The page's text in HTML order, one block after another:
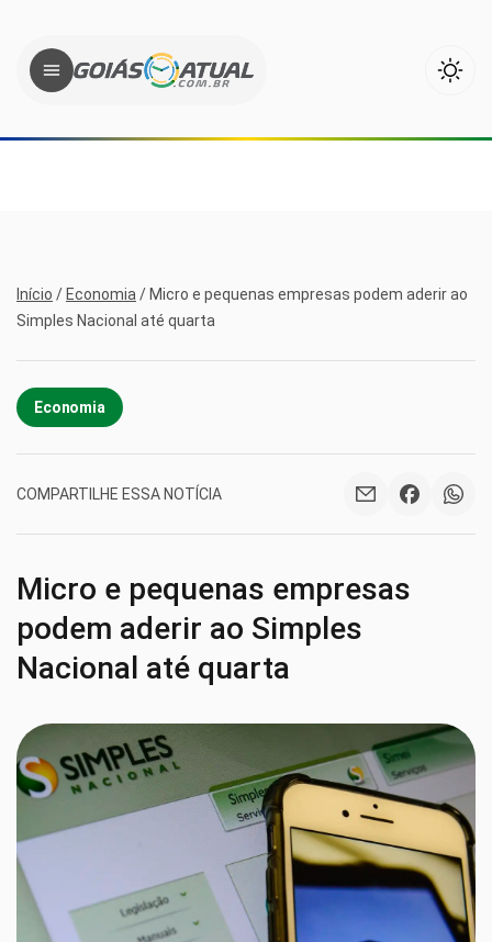
Início / Economia / Micro e pequenas empresas podem aderir ao
Simples Nacional até quarta
Economia
COMPARTILHE ESSA NOTÍCIA
Micro e pequenas empresas
podem aderir ao Simples
Nacional até quarta